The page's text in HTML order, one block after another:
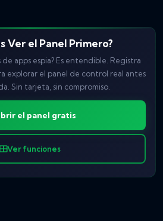
Ver el Panel Primero?
de apps espia? Es entendible. Registra
explorar el panel de control real antes
Sin tarjeta, sin compromiso.
el panel gratis
Ver funciones